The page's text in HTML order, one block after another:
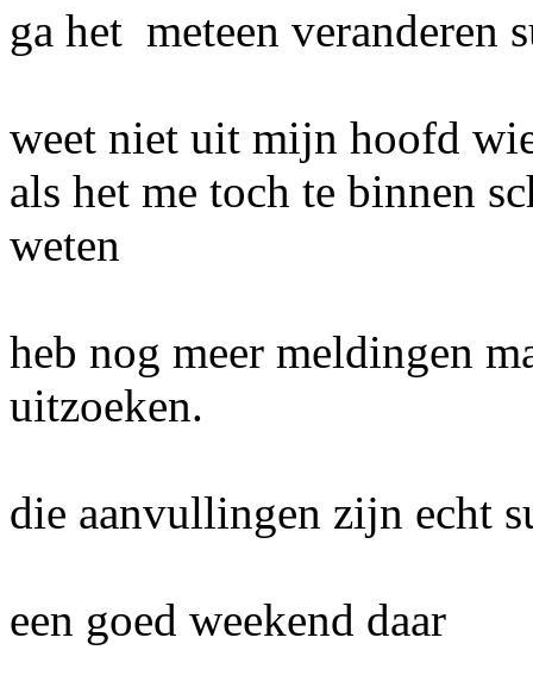
ga het meteen veranderen
weet niet uit mijn hoofd
als het me toch te binnen
weten
heb nog meer meldingen
uitzoeken.
die aanvullingen zijn echt
een goed weekend daar